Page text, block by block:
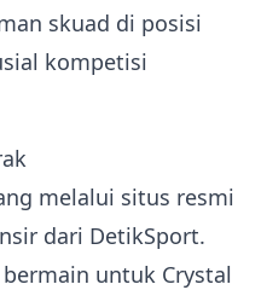
skuad di posisi
kompetisi
melalui situs resmi
dari DetikSport.
untuk Crystal